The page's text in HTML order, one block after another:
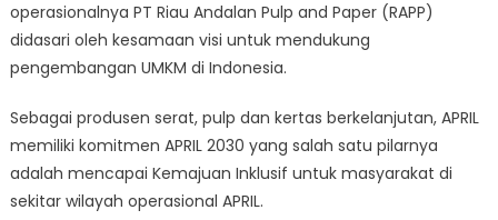
operasionalnya PT Riau Andalan Pulp and Paper (RAPP)
didasari oleh kesamaan visi untuk mendukung
pengembangan UMKM di Indonesia.
Sebagai produsen serat, pulp dan kertas berkelanjutan, APRIL
memiliki komitmen APRIL 2030 yang salah satu pilarnya
adalah mencapai Kemajuan Inklusif untuk masyarakat di
sekitar wilayah operasional APRIL.